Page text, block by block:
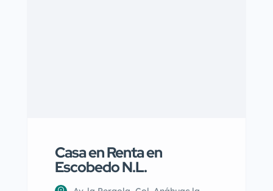
Casa en Renta en
Escobedo N.L.